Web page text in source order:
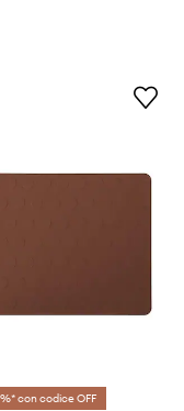
con codice OFF